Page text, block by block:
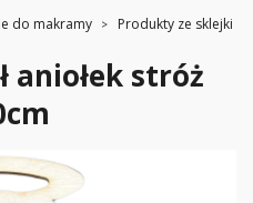
do makramy Produkty ze sklejki
aniołek stróż